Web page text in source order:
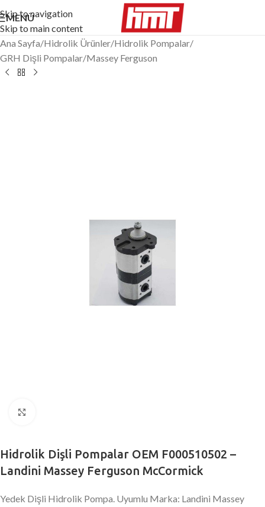
Skip to navigation
Skip to main content
MENÜ
Ana Sayfa/Hidrolik Ürünler/Hidrolik Pompalar/
GRH Dişli Pompalar/Massey Ferguson
Hidrolik Dişli Pompalar OEM F000510502 –
Landini Massey Ferguson McCormick
Yedek Dişli Hidrolik Pompa. Uyumlu Marka: Landini Massey